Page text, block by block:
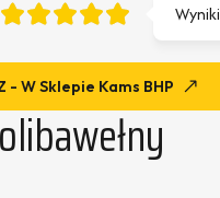
Wyniki
- W Sklepie Kams BHP